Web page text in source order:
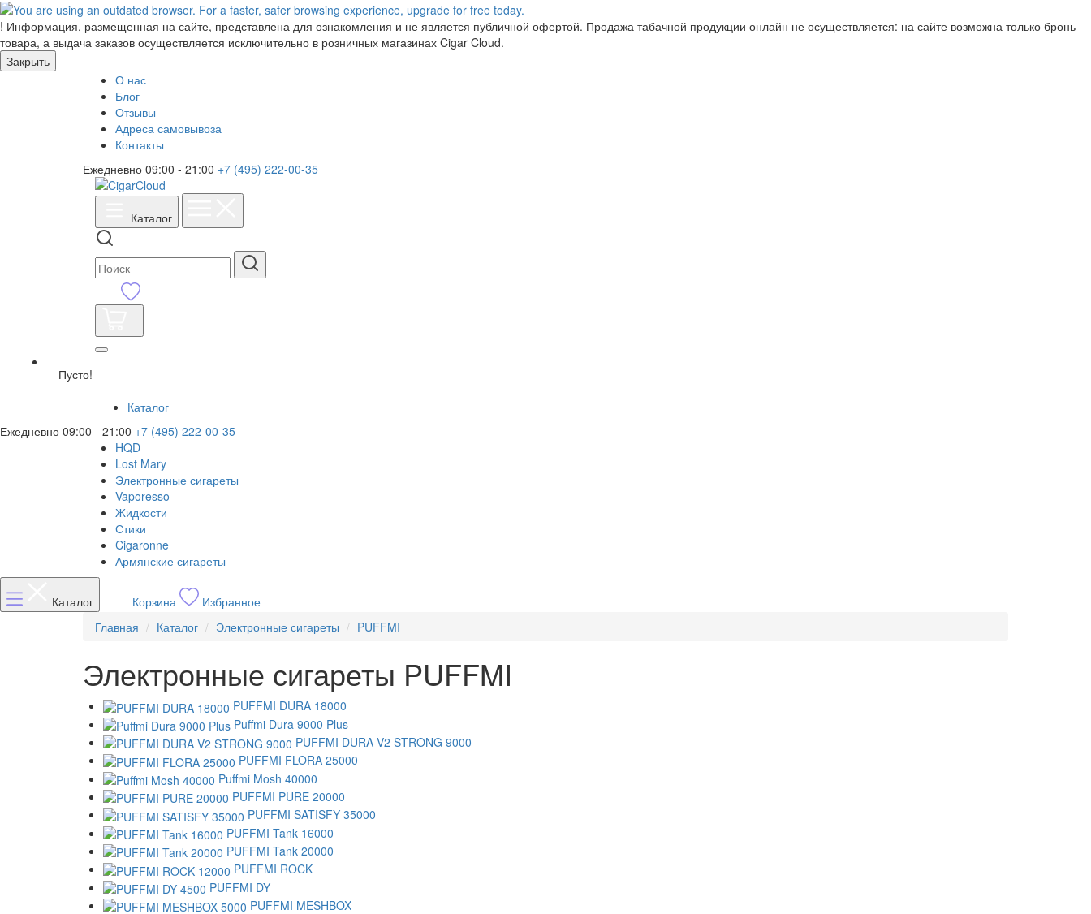
! Информация, размещенная на сайте, представлена для ознакомления и не является публичной офертой. Продажа табачной продукции онлайн не осуществляется: на сайте возможна только бронь
товара, а выдача заказов осуществляется исключительно в розничных магазинах Cigar Cloud.
Закрыть
О нас
Блог
Отзывы
Адреса самовывоза
Контакты
Ежедневно 09:00 - 21:00 +7 (495) 222-00-35
Каталог
Пусто!
Каталог
Ежедневно 09:00 - 21:00 +7 (495) 222-00-35
HQD
Lost Mary
Электронные сигареты
Vaporesso
Жидкости
Стики
Cigaronne
Армянские сигареты
Каталог Корзина
Избранное
Главная
Каталог Электронные сигареты PUFFMI
Электронные сигареты PUFFMI
PUFFMI DURA 18000
Puffmi Dura 9000 Plus
PUFFMI DURA V2 STRONG 9000
PUFFMI FLORA 25000
Puffmi Mosh 40000
PUFFMI PURE 20000
PUFFMI SATISFY 35000
PUFFMI Tank 16000
PUFFMI Tank 20000
PUFFMI ROCK
PUFFMI DY
PUFFMI MESHBOX